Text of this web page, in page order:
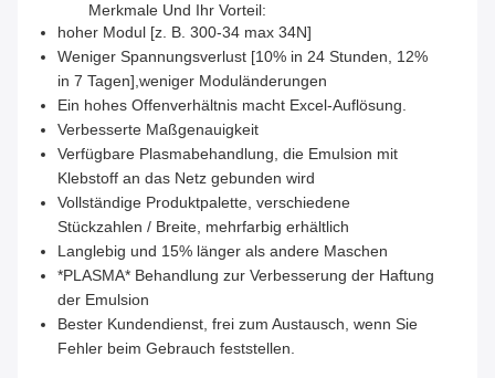
Merkmale Und Ihr Vorteil:
hoher Modul [z. B. 300-34 max 34N]
Weniger Spannungsverlust [10% in 24 Stunden, 12%
in 7 Tagen],weniger Moduländerungen
Ein hohes Offenverhältnis macht Excel-Auflösung.
Verbesserte Maßgenauigkeit
Verfügbare Plasmabehandlung, die Emulsion mit
Klebstoff an das Netz gebunden wird
Vollständige Produktpalette, verschiedene
Stückzahlen / Breite, mehrfarbig erhältlich
Langlebig und 15% länger als andere Maschen
*PLASMA* Behandlung zur Verbesserung der Haftung
der Emulsion
Bester Kundendienst, frei zum Austausch, wenn Sie
Fehler beim Gebrauch feststellen.